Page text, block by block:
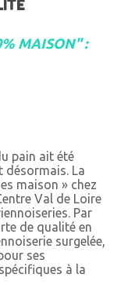
MAISON" :
pain ait été
désormais. La
maison » chez
Val de Loire
Par
de qualité en
surgelée,
ses
à la